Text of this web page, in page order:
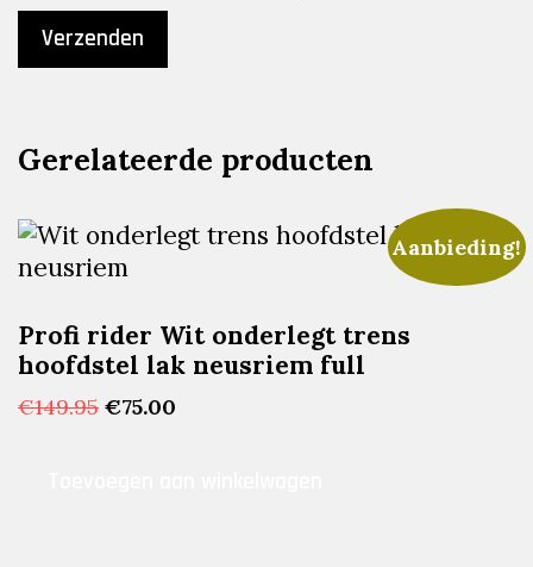
Gerelateerde producten
Aanbieding!
Profi rider Wit onderlegt trens
hoofdstel lak neusriem full
€149.95 Oorspronkelijke
€75.00